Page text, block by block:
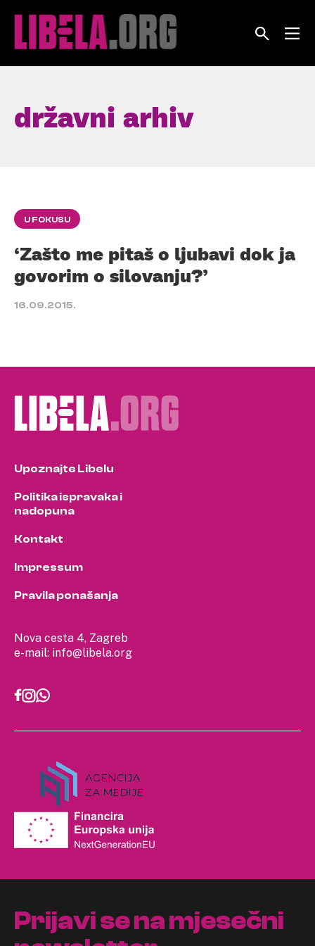
državni arhiv
U FOKUSU
‘Zašto me pitaš o ljubavi dok ja
govorim o silovanju?’
16.09.2015.
Nova cesta 4, Zagreb
e-mail: info@libela.org
Upoznajte Libelu
Politika ispravaka i
nadopuna
Kontakt
Impressum
Pravila ponašanja
Prijavi se na mjesečni